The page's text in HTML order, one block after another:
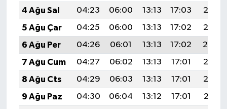
4 Ağu Sal
04:23 06:00 13:13 17:03
20:17
5 Ağu Çar
04:25 06:00 13:13 17:02
20:16
6 Ağu Per
04:26 06:01 13:13 17:02
20:14
7 Ağu Cum
04:27 06:02 13:13 17:01
20:13
8 Ağu Cts
04:29 06:03 13:13 17:01
20:12
9 Ağu Paz
04:30 06:04 13:12 17:01
20:11